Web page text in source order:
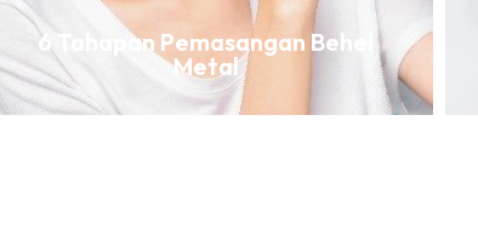
6 Tahapan Pemasangan Behel
Metal